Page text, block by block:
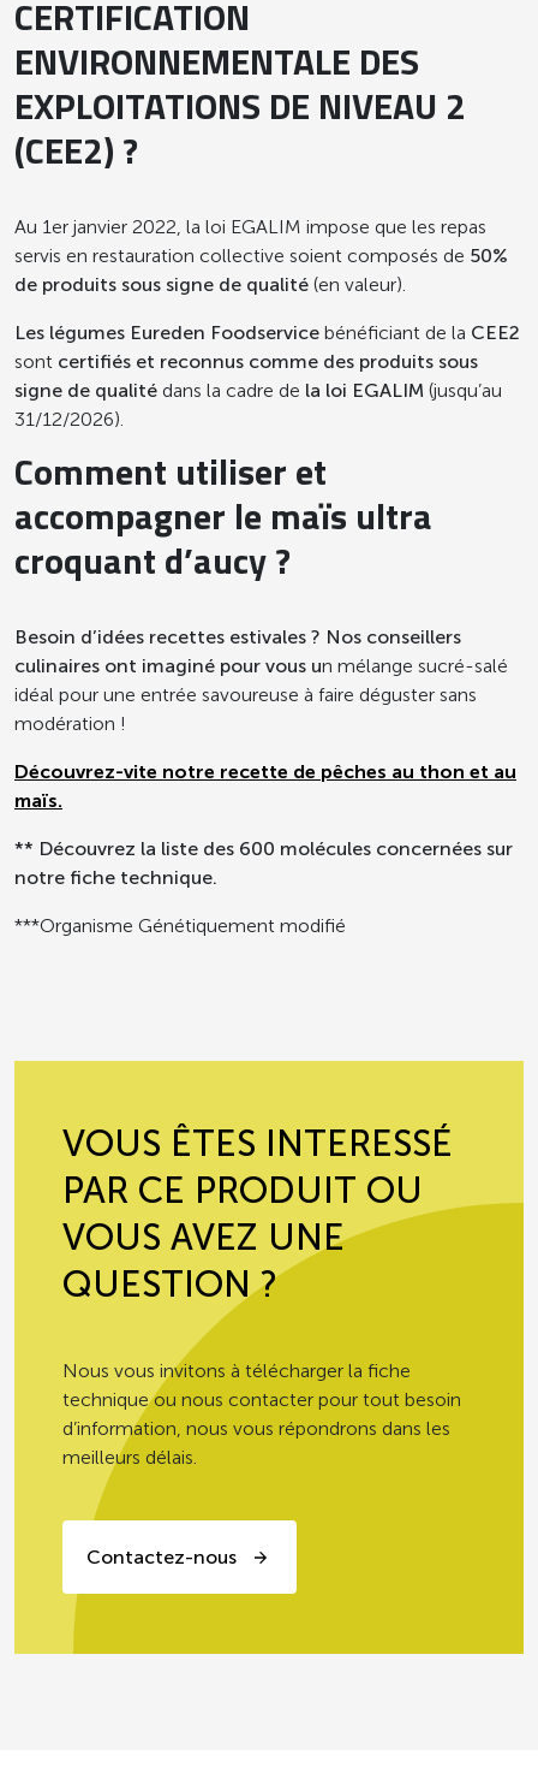
CERTIFICATION
ENVIRONNEMENTALE DES
EXPLOITATIONS DE NIVEAU 2
(CEE2) ?
Au 1er janvier 2022, la loi EGALIM impose que les repas
servis en restauration collective soient composés de 50%
de produits sous signe de qualité (en valeur).
Les légumes Eureden Foodservice bénéficiant de la CEE2
sont certifiés et reconnus comme des produits sous
signe de qualité dans la cadre de la loi EGALIM (jusqu’au
31/12/2026).
Comment utiliser et
accompagner le maïs ultra
croquant d’aucy ?
Besoin d’idées recettes estivales ? Nos conseillers
culinaires ont imaginé pour vous un mélange sucré-salé
idéal pour une entrée savoureuse à faire déguster sans
modération !
Découvrez-vite notre recette de pêches au thon et au
maïs.
** Découvrez la liste des 600 molécules concernées sur
notre fiche technique.
***Organisme Génétiquement modifié
VOUS ÊTES INTERESSÉ
PAR CE PRODUIT OU
VOUS AVEZ UNE
QUESTION ?
Nous vous invitons à télécharger la fiche
technique ou nous contacter pour tout besoin
d’information, nous vous répondrons dans les
meilleurs délais.
Contactez-nous